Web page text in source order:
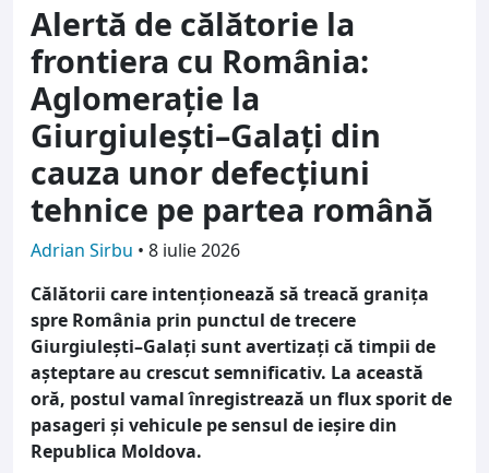
Alertă de călătorie la
frontiera cu România:
Aglomerație la
Giurgiulești–Galați din
cauza unor defecțiuni
tehnice pe partea română
Adrian Sirbu • 8 iulie 2026
Călătorii care intenționează să treacă granița
spre România prin punctul de trecere
Giurgiulești–Galați sunt avertizați că timpii de
așteptare au crescut semnificativ. La această
oră, postul vamal înregistrează un flux sporit de
pasageri și vehicule pe sensul de ieșire din
Republica Moldova.